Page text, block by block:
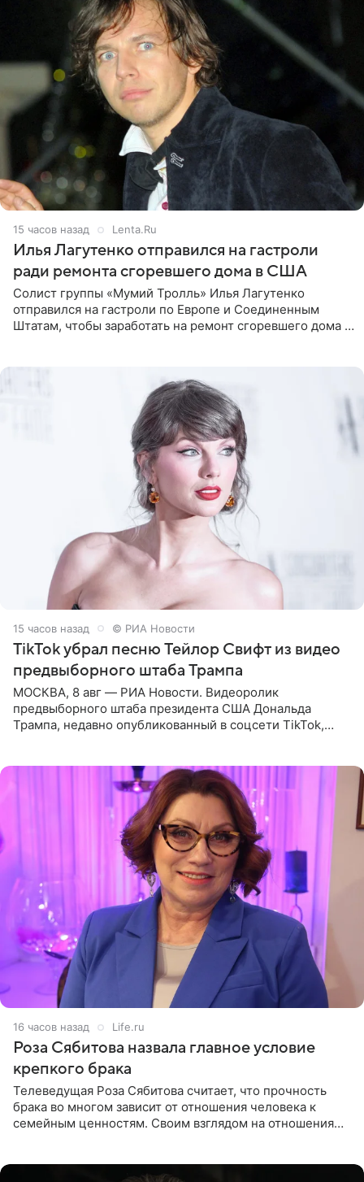
15 часов назад Lenta.Ru
Илья Лагутенко отправился на гастроли
ради ремонта сгоревшего дома в США
Солист группы «Мумий Тролль» Илья Лагутенко
отправился на гастроли по Европе и Соединенным
Штатам, чтобы заработать на ремонт сгоревшего дома в
15 часов назад © РИА Новости
TikTok убрал песню Тейлор Свифт из видео
предвыборного штаба Трампа
МОСКВА, 8 авг — РИА Новости. Видеоролик
предвыборного штаба президента США Дональда
Трампа, недавно опубликованный в соцсети TikTok,
16 часов назад Life.ru
Роза Сябитова назвала главное условие
крепкого брака
Телеведущая Роза Сябитова считает, что прочность
брака во многом зависит от отношения человека к
семейным ценностям. Своим взглядом на отношения